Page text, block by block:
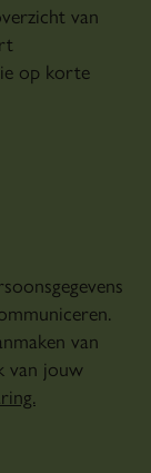
van
op korte
van
van jouw